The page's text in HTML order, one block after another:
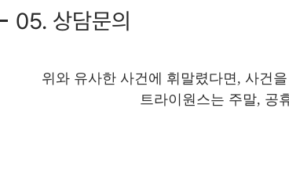
05. 상담문의
위와 유사한 사건에 휘말렸다면, 사건
트라이원스는 주말, 공